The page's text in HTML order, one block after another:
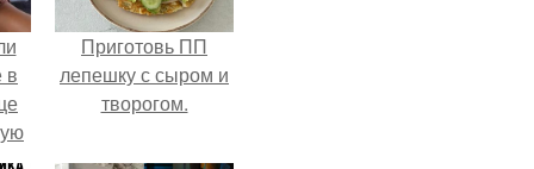
в
Приготовь ПП
лепешку с сыром и
творогом.